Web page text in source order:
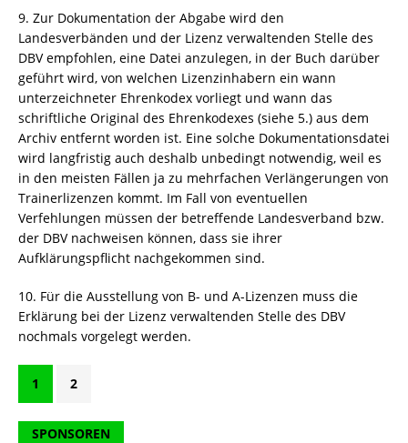
9. Zur Dokumentation der Abgabe wird den
Landesverbänden und der Lizenz verwaltenden Stelle des
DBV empfohlen, eine Datei anzulegen, in der Buch darüber
geführt wird, von welchen Lizenzinhabern ein wann
unterzeichneter Ehrenkodex vorliegt und wann das
schriftliche Original des Ehrenkodexes (siehe 5.) aus dem
Archiv entfernt worden ist. Eine solche Dokumentationsdatei
wird langfristig auch deshalb unbedingt notwendig, weil es
in den meisten Fällen ja zu mehrfachen Verlängerungen von
Trainerlizenzen kommt. Im Fall von eventuellen
Verfehlungen müssen der betreffende Landesverband bzw.
der DBV nachweisen können, dass sie ihrer
Aufklärungspflicht nachgekommen sind.
10. Für die Ausstellung von B- und A-Lizenzen muss die
Erklärung bei der Lizenz verwaltenden Stelle des DBV
nochmals vorgelegt werden.
1 2
SPONSOREN